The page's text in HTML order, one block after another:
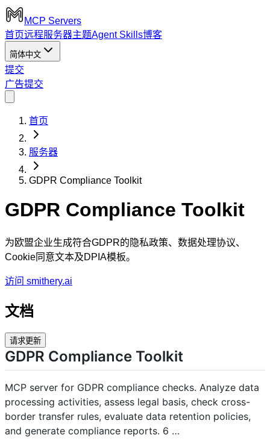
MCP Servers
首页远程服务器主题Agent Skills博客
简体中文
提交
广告提交
首页
服务器
GDPR Compliance Toolkit
GDPR Compliance Toolkit
为欧盟企业生成符合GDPR的隐私政策、数据处理协议、
Cookie同意文本及DPIA模板。
访问 smithery.ai
文档
请求更新
GDPR Compliance Toolkit
MCP server for GDPR compliance checks. Analyze data
processing activities, assess legal basis, check cross-
border transfer rules, evaluate data retention policies,
and generate compliance reports. 6 …